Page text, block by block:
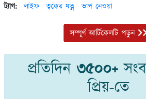
ট্যাগ: লাইফ ত্বকের যত্ন ভাপ নেওয়া
সম্পূর্ণ আর্টিকেলটি পড়ুন
প্রতিদিন ৩৫০০+
প্রিয়-তে